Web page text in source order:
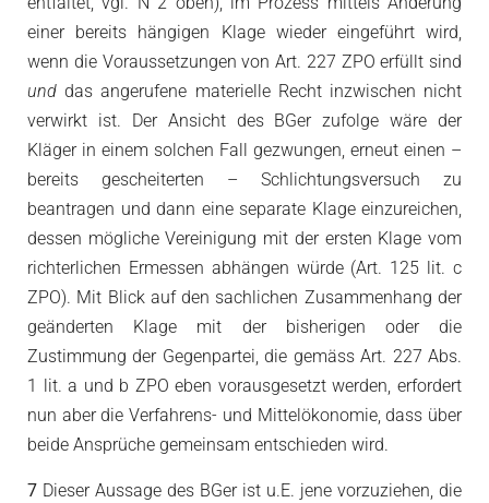
einer bereits hängigen Klage wieder eingeführt wird,
wenn die Voraussetzungen von Art. 227 ZPO erfüllt sind
unddas angerufene materielle Recht inzwischen nicht
verwirkt ist. Der Ansicht des BGer zufolge wäre der
Kläger in einem solchen Fall gezwungen, erneut einen –
bereits gescheiterten – Schlichtungsversuch zu
beantragen und dann eine separate Klage einzureichen,
dessen mögliche Vereinigung mit der ersten Klage vom
richterlichen Ermessen abhängen würde (Art. 125 lit. c
ZPO). Mit Blick auf den sachlichen Zusammenhang der
geänderten Klage mit der bisherigen oder die
Zustimmung der Gegenpartei, die gemäss Art. 227 Abs.
1 lit. a und b ZPO eben vorausgesetzt werden, erfordert
nun aber die Verfahrens- und Mittelökonomie, dass über
beide Ansprüche gemeinsam entschieden wird.
7 Dieser Aussage des BGer ist u.E. jene vorzuziehen, die